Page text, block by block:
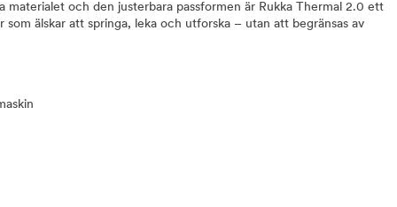
materialet och den justerbara passformen är Rukka Thermal 2.0 ett
som älskar att springa, leka och utforska – utan att begränsas av